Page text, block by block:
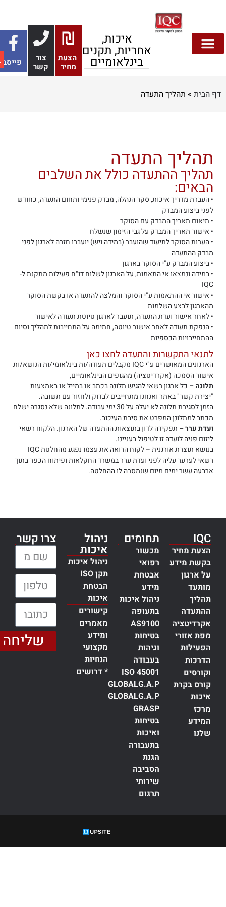
איכות,
אחריות, תקנים
בינלאומיים
הצעת
מחיר
צור
קשר
פייסבוק
הבית»תהליך התעדה
תהליך התעדה
תהליך ההתעדה כולל את השלבים
הבאים:
• העברת מדריך איכות, סקר הנהלה, מבדק פנימי ותחום התעדה, כחודש
לפני ביצוע המבדק
• תיאום תאריך המבדק עם הסוקר
• אישור תאריך המבדק על גבי הזימון שנשלח
• הערות הסוקר לתיעוד שהועבר (במידה ויש) יועברו חזרה לארגון לפני
מבדק ההתעדה
• ביצוע המבדק ע"י הסוקר בארגון
• במידה ונמצאו אי התאמות, על הארגון לשלוח דו"ח פעילות מתקנת ל-
IQC
• אישור אי ההתאמות ע"י הסוקר והמלצה להתעדה או בקשת הסוקר
מהארגון לבצע השלמות
• לאחר אישור ועדת התעדה, תועבר לארגון טיוטת תעודה לאישור
• הנפקת תעודה לאחר אישור טיוטה, חתימה על התחייבות לתהליך וסיום
ההתחייבויות הכספיות
לתנאי התקשרות והתעדה לחצו כאן
הארגונים המאושרים ע"י IQC מקבלים תעודה/ות בינלאומי/ות הנושא/ות
אישור הסמכה (אקרדיטציה) מהגופים הבינלאומיים,
תלונה –כל ארגון רשאי להגיש תלונה בכתב או במייל או באמצעות
"יצירת קשר" באתר ואנחנו מתחייבים לבדוק ולחזור עם תשובה.
הזמן לסגירת תלונה לא יעלה על 30 ימי עבודה. לתלונה שלא נסגרה ישלח
מכתב למתלונן המפרט את סיבת העיכוב.
ועדת ערר –תפקידה לדון בתוצאות ההתעדה של הארגון. הלקוח רשאי
ליזום פניה לועדה זו לטיפול בעניינו.
בנושא תוצרת אורגנית – לקוח הרואה את עצמו נפגע מהחלטת IQC
רשאי לערער עליה לפני ועדת ערר במשרד החקלאות ופיתוח הכפר בתוך
ארבעה עשר ימים מיום שנמסרה לו ההחלטה.
IQC
הצעת מחיר
בקשת מידע
על ארגון
מותעד
תהליך
ההתעדה
אקרדיטציה
מפת אזורי
הפעילות
הדרכות
וקורסים
קורס בקרת
איכות
מרכז
המידע
שלנו
תחומים
מכשור
רפואי
אבטחת
מידע
ניהול איכות
בתעופה
AS9100
בטיחות
וגיהות
בעבודה
ISO 45001
GLOBALG.A.P
GLOBALG.A.P
GRASP
בטיחות
ואיכות
בתעבורה
הגנת
הסביבה
שירותי
תרגום
ניהול
איכות
ניהול איכות
תקן ISO
הבטחת
איכות
קישורים
מאמרים
ומידע
מקצועי
הנחיות
* דרושים
צרו קשר
שליחה